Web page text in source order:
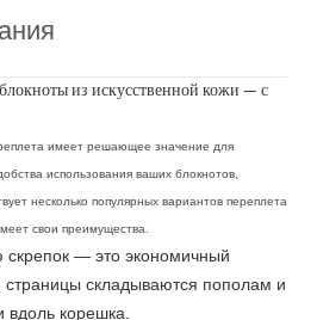
имеет решающее значение для
использования ваших блокнотов,
несколько популярных вариантов переплета
свои преимущества.
— это экономичный
страницы складываются пополам и
вдоль корешка.